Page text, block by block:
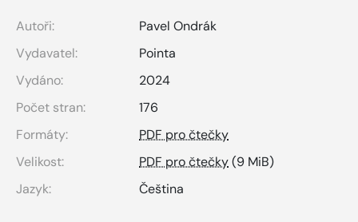
Autoři:
Pavel Ondrák
Vydavatel:
Pointa
Vydáno:
2024
Počet stran:
176
Formáty:
PDF pro čtečky
Velikost:
PDF pro čtečky(9 MiB)
Jazyk:
Čeština